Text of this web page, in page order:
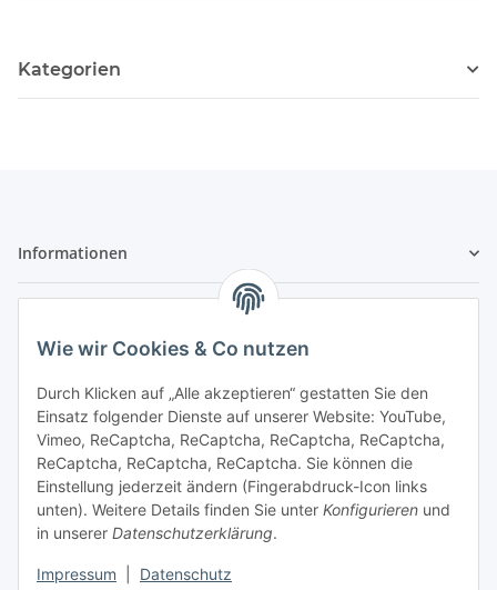
Wie wir Cookies & Co nutzen
Durch Klicken auf „Alle akzeptieren“ gestatten Sie den
Einsatz folgender Dienste auf unserer Website: YouTube,
Vimeo, ReCaptcha, ReCaptcha, ReCaptcha, ReCaptcha,
ReCaptcha, ReCaptcha, ReCaptcha. Sie können die
Einstellung jederzeit ändern (Fingerabdruck-Icon links
unten). Weitere Details finden Sie unter Konfigurieren und
in unserer Datenschutzerklärung.
Impressum Datenschutz
Kategorien
Informationen
Vertrag widerrufen